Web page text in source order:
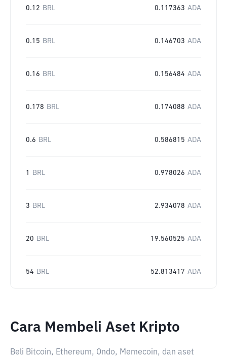
0.12 BRL 0.117363 ADA
0.15 BRL 0.146703 ADA
0.16 BRL 0.156484 ADA
0.178 BRL 0.174088 ADA
0.6 BRL 0.586815 ADA
1 BRL 0.978026 ADA
3 BRL 2.934078 ADA
20 BRL 19.560525 ADA
54 BRL 52.813417 ADA
Cara Membeli Aset Kripto
Beli Bitcoin, Ethereum, Ondo, Memecoin, dan aset